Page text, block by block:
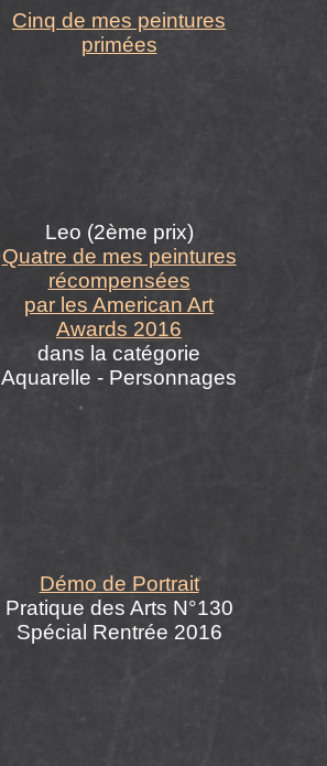
Cinq de mes peintures
primées
Leo (2ème prix)
Quatre de mes peintures
récompensées
par les American Art
Awards 2016
dans la catégorie
Aquarelle - Personnages
Démo de Portrait
Pratique des Arts N°130
Spécial Rentrée 2016